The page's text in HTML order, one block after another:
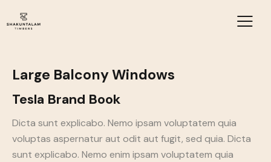
Large Balcony Windows
Tesla Brand Book
Dicta sunt explicabo. Nemo ipsam voluptatem quia
voluptas aspernatur aut odit aut fugit, sed quia. Dicta
sunt explicabo. Nemo enim ipsam voluptatem quia